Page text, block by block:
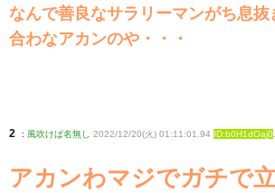
なんで善良なサラリーマンがち息抜
合わなアカンのや・・・
2 : 風吹けば名無し 2022/12/20(火) 01:11:01.94 ID:b0H1dOaj0
アカンわマジでガチで